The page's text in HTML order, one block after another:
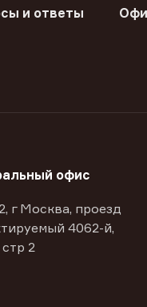
и ответы
офис
г Москва, проезд
4062-й,
2